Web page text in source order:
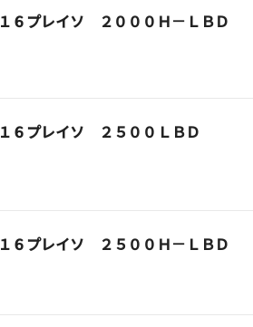
１６プレイソ ２０００Ｈ－ＬＢＤ
１６プレイソ ２５００ＬＢＤ
１６プレイソ ２５００Ｈ－ＬＢＤ